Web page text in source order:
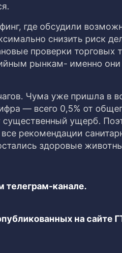
где обсудили
снизить риск
проверки торговых
рынкам- именно
Чума уже пришла в
— всего 0,5% от
существенный ущерб.
рекомендации
здоровые
телеграм-канале.
на сайте